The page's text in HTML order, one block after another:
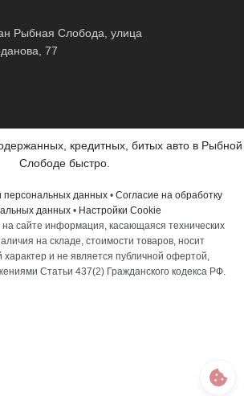
Рыбная Слобода, улица
77
кредитных, битых авто в Рыбной
Слободе быстро.
персональных данных• Согласие на обработку
данных • Настройки Cookie
на сайте информация, касающаяся технических
на складе, стоимости товаров, носит
и не является публичной офертой,
Статьи 437(2) Гражданского кодекса РФ.